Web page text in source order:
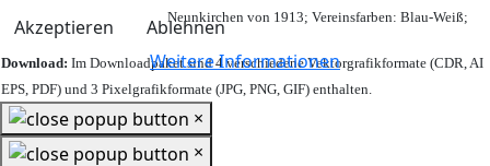
Akzeptieren
Ablehnen
Weitere Informationen
Neunkirchen von 1913; Vereinsfarben: Blau-Weiß;
Download: Im Downloadpaket sind 4 verschiedene Vektorgrafikformate (CDR, AI
EPS, PDF) und 3 Pixelgrafikformate (JPG, PNG, GIF) enthalten.
×
×